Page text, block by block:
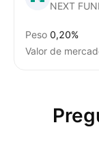
NEXT
Peso 0,20%
Valor de